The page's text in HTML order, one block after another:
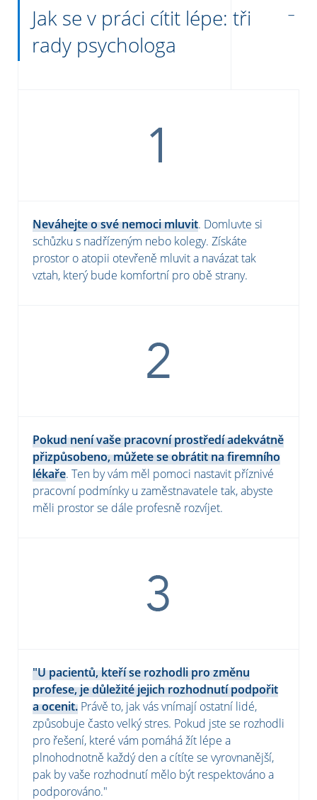
Jak se v práci cítit lépe: tři
rady psychologa
Neváhejte o své nemoci mluvit. Domluvte si
schůzku s nadřízeným nebo kolegy. Získáte
prostor o atopii otevřeně mluvit a navázat tak
vztah, který bude komfortní pro obě strany.
Pokud není vaše pracovní prostředí adekvátně
přizpůsobeno, můžete se obrátit na firemního
lékaře. Ten by vám měl pomoci nastavit příznivé
pracovní podmínky u zaměstnavatele tak, abyste
měli prostor se dále profesně rozvíjet.
"U pacientů, kteří se rozhodli pro změnu
profese, je důležité jejich rozhodnutí podpořit
a ocenit. Právě to, jak vás vnímají ostatní lidé,
způsobuje často velký stres. Pokud jste se rozhodli
pro řešení, které vám pomáhá žít lépe a
plnohodnotně každý den a cítíte se vyrovnanější,
pak by vaše rozhodnutí mělo být respektováno a
podporováno."